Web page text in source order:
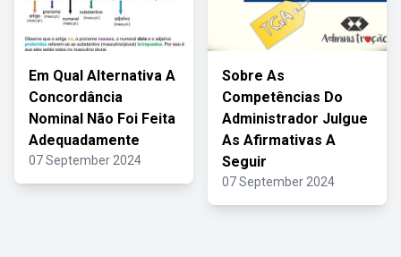
Em Qual Alternativa A
Concordância
Nominal Não Foi Feita
Adequadamente
07 September 2024
Sobre As
Competências Do
Administrador Julgue
As Afirmativas A
Seguir
07 September 2024